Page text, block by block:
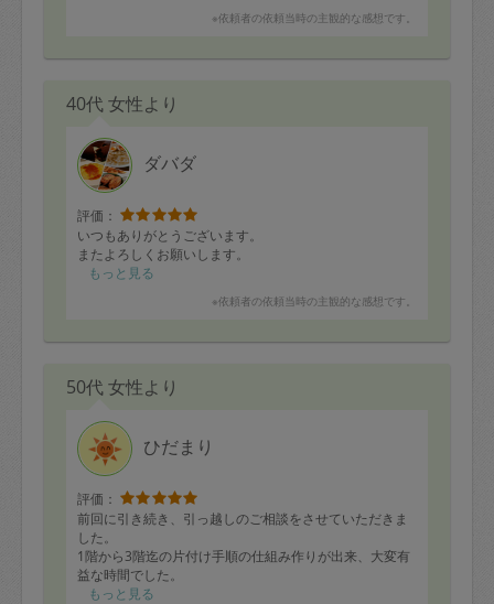
とできる幸せな食卓の時間を過ごすことができました。
す。今日もごちそうさまでした！
※依頼者の依頼当時の主観的な感想です。
40代 女性より
ダバダ
評価：
いつもありがとうございます。
またよろしくお願いします。
もっと見る
※依頼者の依頼当時の主観的な感想です。
50代 女性より
ひだまり
評価：
前回に引き続き、引っ越しのご相談をさせていただきま
した。
1階から3階迄の片付け手順の仕組み作りが出来、大変有
益な時間でした。
次回は普段の衣替えのサポートをお願いしたいと存じま
もっと見る